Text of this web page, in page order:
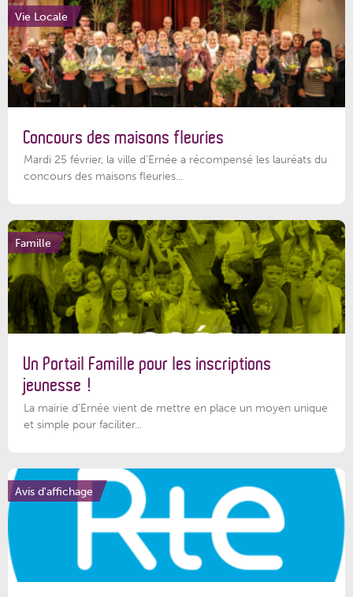
Vie Locale
Concours des maisons fleuries
Mardi 25 février, la ville d'Ernée a récompensé les lauréats du
concours des maisons fleuries...
Famille
Un Portail Famille pour les inscriptions
jeunesse !
La mairie d’Ernée vient de mettre en place un moyen unique
et simple pour faciliter...
Avis d'affichage